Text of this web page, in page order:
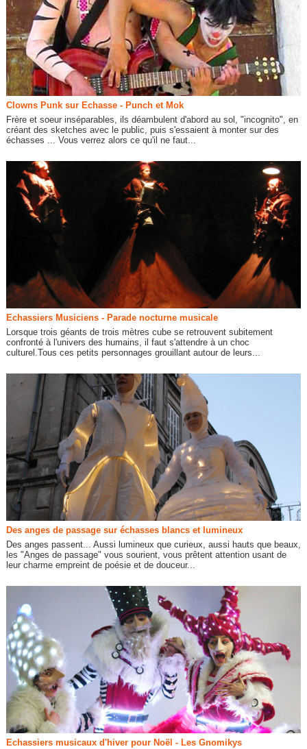
Clowns Punk sur Echasse - Punch et Mok
Frère et soeur inséparables, ils déambulent d'abord au sol, "incognito", en
créant des sketches avec le public, puis s'essaient à monter sur des
échasses ... Vous verrez alors ce qu'il ne faut...
Echassiers Musiciens - Parade nocturne musicale
Lorsque trois géants de trois mètres cube se retrouvent subitement
confronté à l'univers des humains, il faut s'attendre à un choc
culturel.Tous ces petits personnages grouillant autour de leurs...
Des anges de passage sur échasses blancs et lumineux
Des anges passent... Aussi lumineux que curieux, aussi hauts que beaux,
les "Anges de passage" vous sourient, vous prêtent attention usant de
leur charme empreint de poésie et de douceur...
Echassiers musicaux d'hiver pour Noël - Les Gnomikys